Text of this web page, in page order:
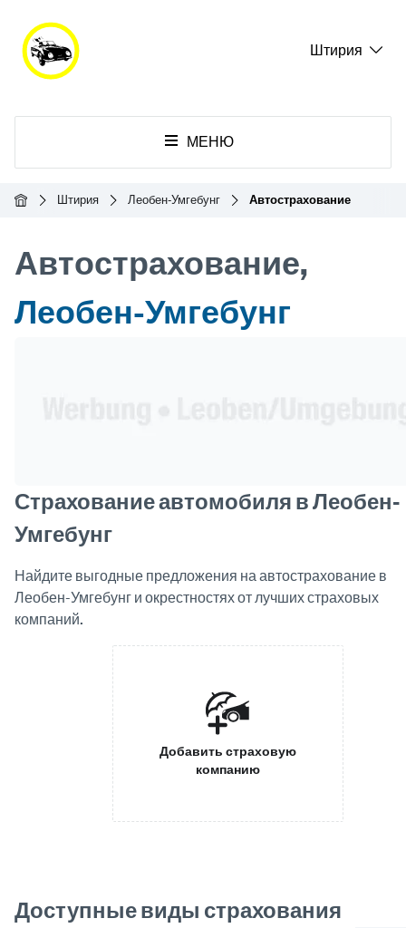
Штирия
МЕНЮ
ГлавнаяШтирия Леобен-Умгебунг Автострахование
Автострахование,
Леобен-Умгебунг
Страхование автомобиля в Леобен-
Умгебунг
Найдите выгодные предложения на автострахование в
Леобен-Умгебунг и окрестностях от лучших страховых
компаний.
Добавить страховую
компанию
Доступные виды страхования